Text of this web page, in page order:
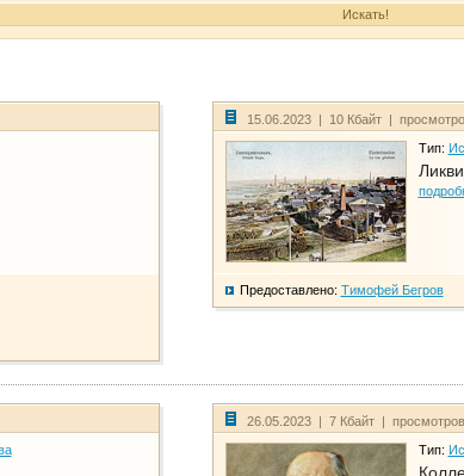
15.06.2023 | 10 Кбайт |
Тип:
Предоставлено: Тимофей Бегров
26.05.2023 | 7 Кбайт |
Тип: